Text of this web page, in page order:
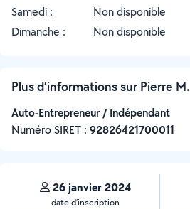
Samedi :
Non disponible
Dimanche :
Non disponible
Plus d’informations sur Pierre M.
Auto-Entrepreneur / Indépendant
Numéro SIRET : ‍92826421700011
26 janvier 2024
date d’inscription